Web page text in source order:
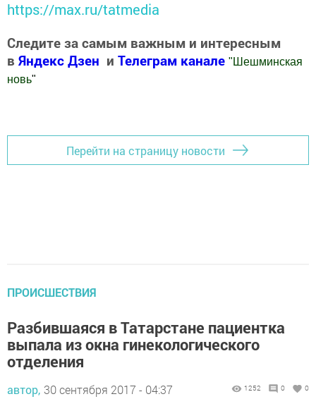
https://max.ru/tatmedia
Следите за самым важным и интересным
в Яндекс Дзен и Телеграм канале " Шешминская
новь"
Перейти на страницу новости
ПРОИСШЕСТВИЯ
Разбившаяся в Татарстане пациентка
выпала из окна гинекологического
отделения
автор, 30 сентября 2017 - 04:37 1252 0 0